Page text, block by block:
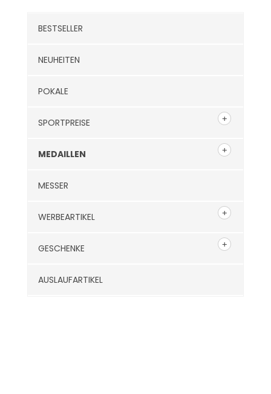
BESTSELLER
NEUHEITEN
POKALE
SPORTPREISE
MEDAILLEN
MESSER
WERBEARTIKEL
GESCHENKE
AUSLAUFARTIKEL